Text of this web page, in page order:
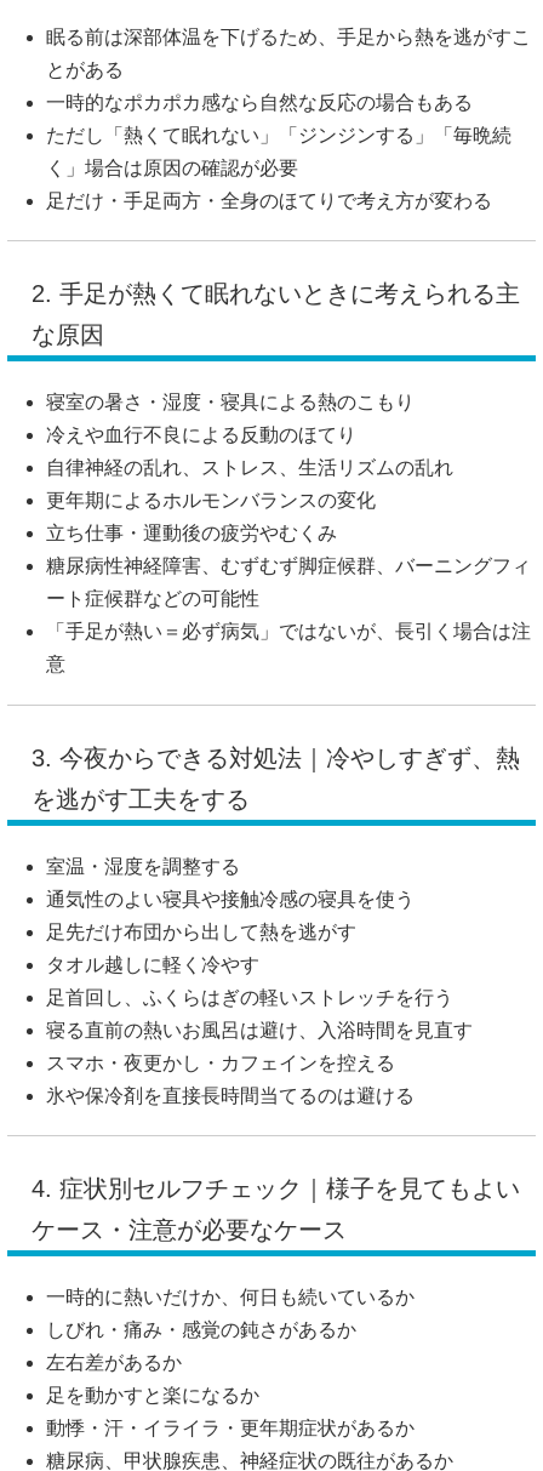
眠る前は深部体温を下げるため、手足から熱を逃がすこ
とがある
一時的なポカポカ感なら自然な反応の場合もある
ただし「熱くて眠れない」「ジンジンする」「毎晩続
く」場合は原因の確認が必要
足だけ・手足両方・全身のほてりで考え方が変わる
2. 手足が熱くて眠れないときに考えられる主
な原因
寝室の暑さ・湿度・寝具による熱のこもり
冷えや血行不良による反動のほてり
自律神経の乱れ、ストレス、生活リズムの乱れ
更年期によるホルモンバランスの変化
立ち仕事・運動後の疲労やむくみ
糖尿病性神経障害、むずむず脚症候群、バーニングフィ
ート症候群などの可能性
「手足が熱い＝必ず病気」ではないが、長引く場合は注
意
3. 今夜からできる対処法｜冷やしすぎず、熱
を逃がす工夫をする
室温・湿度を調整する
通気性のよい寝具や接触冷感の寝具を使う
足先だけ布団から出して熱を逃がす
タオル越しに軽く冷やす
足首回し、ふくらはぎの軽いストレッチを行う
寝る直前の熱いお風呂は避け、入浴時間を見直す
スマホ・夜更かし・カフェインを控える
氷や保冷剤を直接長時間当てるのは避ける
4. 症状別セルフチェック｜様子を見てもよい
ケース・注意が必要なケース
一時的に熱いだけか、何日も続いているか
しびれ・痛み・感覚の鈍さがあるか
左右差があるか
足を動かすと楽になるか
動悸・汗・イライラ・更年期症状があるか
糖尿病、甲状腺疾患、神経症状の既往があるか